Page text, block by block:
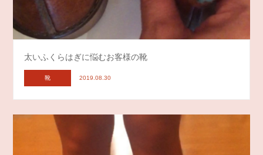
太いふくらはぎに悩むお客様の靴
靴 2019.08.30